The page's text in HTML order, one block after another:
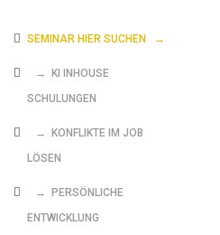
SEMINAR HIER SUCHEN →
→ KI INHOUSE
SCHULUNGEN
→ KONFLIKTE IM JOB
LÖSEN
→ PERSÖNLICHE
ENTWICKLUNG